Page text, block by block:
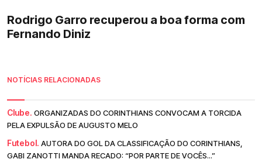
Rodrigo Garro recuperou a boa forma com
Fernando Diniz
NOTÍCIAS RELACIONADAS
Clube. ORGANIZADAS DO CORINTHIANS CONVOCAM A TORCIDA
PELA EXPULSÃO DE AUGUSTO MELO
Futebol. AUTORA DO GOL DA CLASSIFICAÇÃO DO CORINTHIANS,
GABI ZANOTTI MANDA RECADO: “POR PARTE DE VOCÊS...”